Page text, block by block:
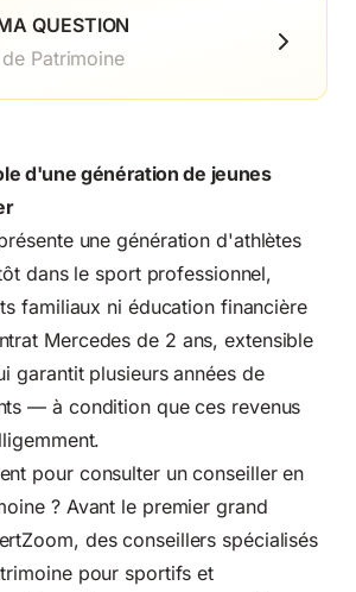
QUESTION
Patrimoine
d'une génération de jeunes
une génération d'athlètes
dans le sport professionnel,
familiaux ni éducation financière
Mercedes de 2 ans, extensible
garantit plusieurs années de
— à condition que ces revenus
pour consulter un conseiller en
? Avant le premier grand
des conseillers spécialisés
pour sportifs et